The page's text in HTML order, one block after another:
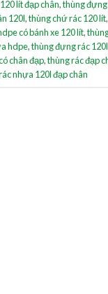
lít đạp chân,thùng đựng
120l,thùng chứ rác 120 lít
có bánh xe 120 lít,
hdpe,thùng đựng rác
chân đạp,thùng rác đạp
nhựa 120l đạp chân